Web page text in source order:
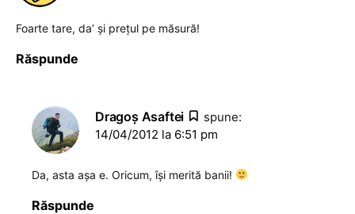
Foarte tare, da’ şi preţul pe măsură!
Răspunde
Dragoş Asaftei
spune:
14/04/2012 la 6:51 pm
Da, asta așa e. Oricum, își merită banii!
Răspunde